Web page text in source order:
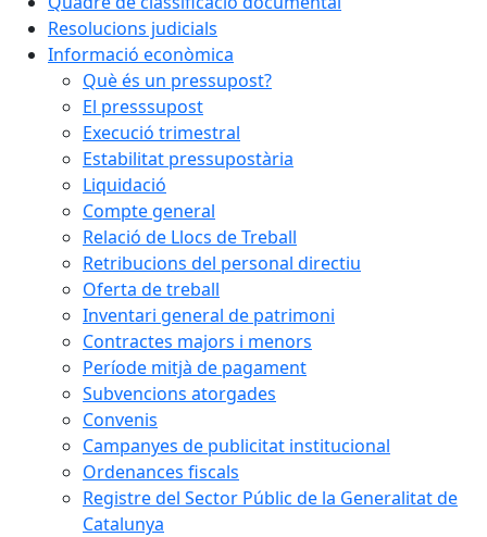
Resolucions judicials
Informació econòmica
Què és un pressupost?
El presssupost
Execució trimestral
Estabilitat pressupostària
Liquidació
Compte general
Relació de Llocs de Treball
Retribucions del personal directiu
Oferta de treball
Inventari general de patrimoni
Contractes majors i menors
Període mitjà de pagament
Subvencions atorgades
Convenis
Campanyes de publicitat institucional
Ordenances fiscals
Registre del Sector Públic de la Generalitat de
Catalunya